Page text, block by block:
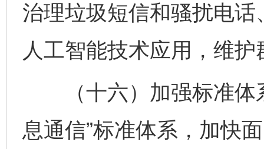
治理垃圾短信和骚扰电
人工智能技术应用，维
（十六）加强标准体
息通信”标准体系，加快